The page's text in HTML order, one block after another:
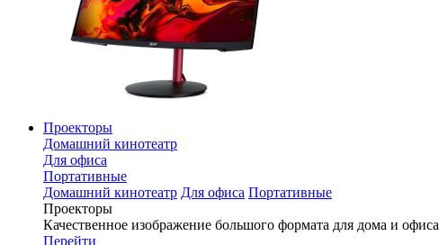
Проекторы
Домашний кинотеатр
Для офиса
Портативные
Домашний кинотеатр Для офиса Портативные
Проекторы
Качественное изображение большого формата для дома и офиса
Перейти